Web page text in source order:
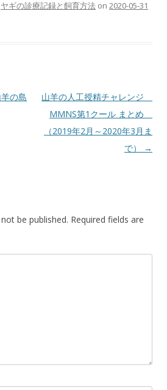
ヤギの診療記録と飼育方法 on 2020-05-31
の島
山羊の人工授精チャレンジ
MMNS第1クール まとめ
（2019年2月～2020年3月ま
で）
→
be published. Required fields are